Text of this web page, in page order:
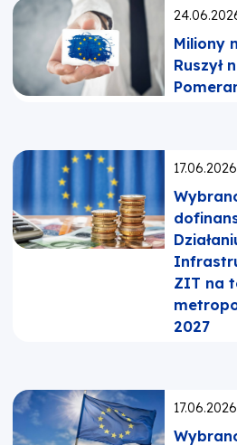
Miliony
Ruszył
17.06.2026
ZIT na
2027
17.06.2026